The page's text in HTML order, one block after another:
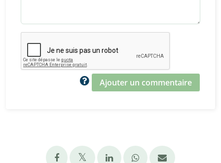
Ajouter un commentaire